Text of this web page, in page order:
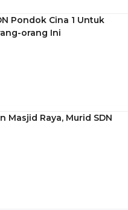
Pondok Cina 1 Untuk
orang Ini
Raya, Murid SDN